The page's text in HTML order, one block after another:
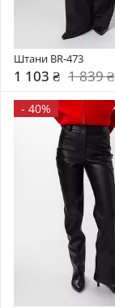
Штани BR-473
1 103 ₴ 1 839 ₴
- 40%